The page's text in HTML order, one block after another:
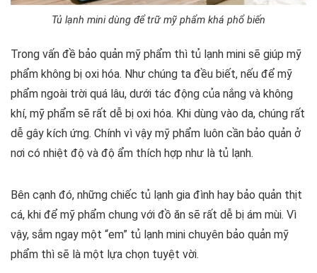
Tủ lạnh mini dùng để trữ mỹ phẩm khá phổ biến
Trong vấn đề bảo quản mỹ phẩm thì tủ lạnh mini sẽ giúp mỹ
phẩm không bị oxi hóa. Như chúng ta đều biết, nếu để mỹ
phẩm ngoài trời quá lâu, dưới tác động của nắng và không
khí, mỹ phẩm sẽ rất dễ bị oxi hóa. Khi dùng vào da, chúng rất
dễ gây kích ứng. Chính vì vậy mỹ phẩm luôn cần bảo quản ở
nơi có nhiệt độ và độ ẩm thích hợp như là tủ lạnh.
Bên cạnh đó, những chiếc tủ lạnh gia đình hay bảo quản thịt
cá, khi để mỹ phẩm chung với đồ ăn sẽ rất dễ bị ám mùi. Vì
vậy, sắm ngay một “em” tủ lạnh mini chuyên bảo quản mỹ
phẩm thì sẽ là một lựa chọn tuyệt vời.